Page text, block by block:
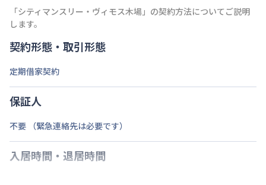
「シティマンスリー・ヴィモス木場 」の契約方法についてご説明
します。
契約形態・取引形態
定期借家契約
保証人
不要 （緊急連絡先は必要です）
入居時間・退居時間